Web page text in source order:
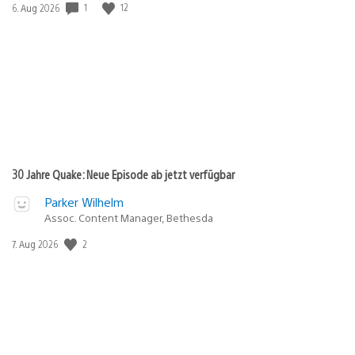
Veröffentlichungsdatum:
6. Aug 2026 1 12
30 Jahre Quake: Neue Episode ab jetzt verfügbar
Parker Wilhelm
Assoc. Content Manager, Bethesda
Veröffentlichungsdatum:
7. Aug 2026 2